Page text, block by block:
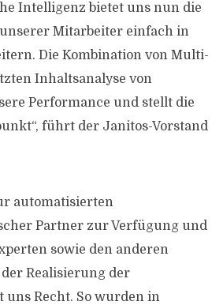
Intelligenz bietet uns nun die
Mitarbeiter einfach in
Die Kombination von Multi-
Inhaltsanalyse von
Performance und stellt die
führt der Janitos-Vorstand
automatisierten
Partner zur Verfügung und
sowie den anderen
Realisierung der
uns Recht. So wurden in